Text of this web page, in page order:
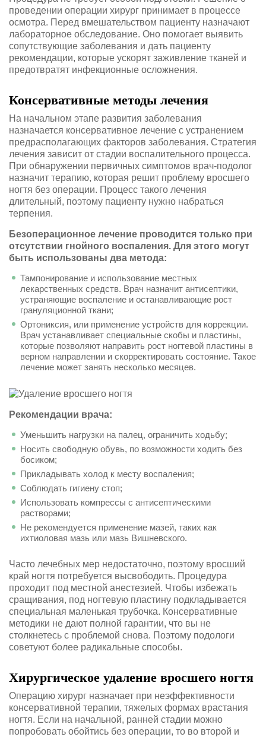
проведении операции хирург принимает в процессе
осмотра. Перед вмешательством пациенту назначают
лабораторное обследование. Оно помогает выявить
сопутствующие заболевания и дать пациенту
рекомендации, которые ускорят заживление тканей и
предотвратят инфекционные осложнения.
Консервативные методы лечения
На начальном этапе развития заболевания
назначается консервативное лечение с устранением
предрасполагающих факторов заболевания. Стратегия
лечения зависит от стадии воспалительного процесса.
При обнаружении первичных симптомов врач-подолог
назначит терапию, которая решит проблему вросшего
ногтя без операции. Процесс такого лечения
длительный, поэтому пациенту нужно набраться
терпения.
Безоперационное лечение проводится только при
отсутствии гнойного воспаления. Для этого могут
быть использованы два метода:
Тампонирование и использование местных
лекарственных средств. Врач назначит антисептики,
устраняющие воспаление и останавливающие рост
грануляционной ткани;
Ортониксия, или применение устройств для коррекции.
Врач устанавливает специальные скобы и пластины,
которые позволяют направить рост ногтевой пластины в
верном направлении и скорректировать состояние. Такое
лечение может занять несколько месяцев.
Рекомендации врача:
Уменьшить нагрузки на палец, ограничить ходьбу;
Носить свободную обувь, по возможности ходить без
босиком;
Прикладывать холод к месту воспаления;
Соблюдать гигиену стоп;
Использовать компрессы с антисептическими
растворами;
Не рекомендуется применение мазей, таких как
ихтиоловая мазь или мазь Вишневского.
Часто лечебных мер недостаточно, поэтому вросший
край ногтя потребуется высвободить. Процедура
проходит под местной анестезией. Чтобы избежать
сращивания, под ногтевую пластину подкладывается
специальная маленькая трубочка. Консервативные
методики не дают полной гарантии, что вы не
столкнетесь с проблемой снова. Поэтому подологи
советуют более радикальные способы.
Хирургическое удаление вросшего ногтя
Операцию хирург назначает при неэффективности
консервативной терапии, тяжелых формах врастания
ногтя. Если на начальной, ранней стадии можно
попробовать обойтись без операции, то во второй и